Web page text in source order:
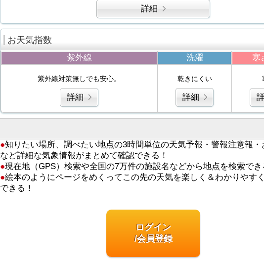
詳細
お天気指数
紫外線 洗濯 寒
紫外線対策無しでも安心。
詳細
乾きにくい
詳細
●知りたい場所、調べたい地点の3時間単位の天気予報・警報注意報・
など詳細な気象情報がまとめて確認できる！
●現在地（GPS）検索や全国の7万件の施設名などから地点を検索でき
●絵本のようにページをめくってこの先の天気を楽しく＆わかりやす
できる！
ログイン
/会員登録